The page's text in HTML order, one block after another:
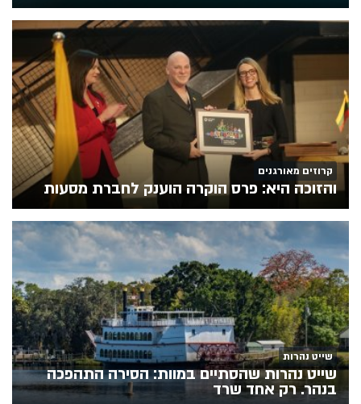
קרוזים מאורגנים
והזוכה היא: פרס הוקרה הוענק לחברת מסעות
שייט נהרות
שייט נהרות שהסתיים במוות: הסירה התהפכה
בנהר. רק אחד שרד